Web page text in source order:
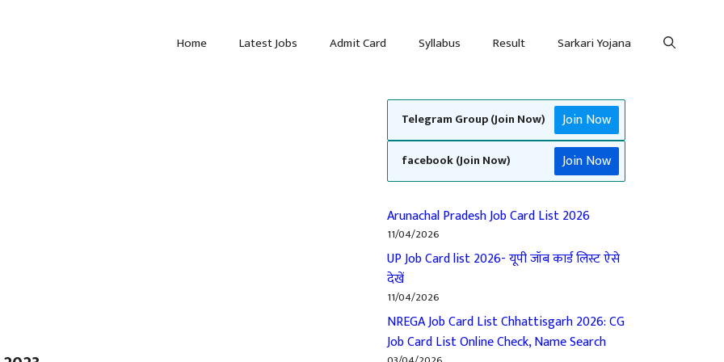
Home Latest Jobs Admit Card Syllabus Result Sarkari Yojana
Telegram Group (Join Now) Join Now
facebook (Join Now) Join Now
Arunachal Pradesh Job Card List 2026
11/04/2026
UP Job Card list 2026- यूपी जॉब कार्ड लिस्ट ऐसे
देखें
11/04/2026
NREGA Job Card List Chhattisgarh 2026: CG
Job Card List Online Check, Name Search